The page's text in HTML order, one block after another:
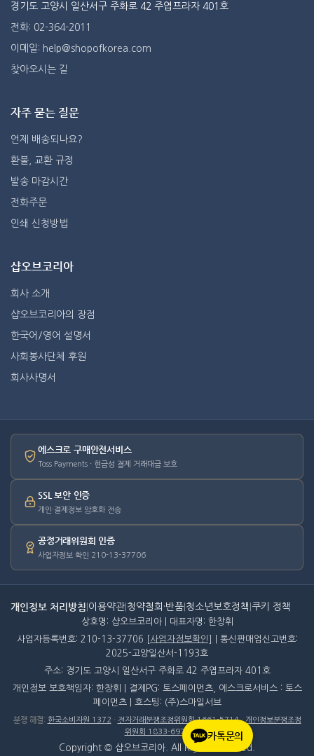
카톡문의
경기도 고양시 일산서구 주화로 42 주엽프라자 401호
전화: 02-364-2011
이메일: help@shopofkorea.com
찾아오시는 길
자주 묻는 질문
언제 배송되나요?
환불, 교환 규정
발송 마감시간
전화주문
인쇄 신청방법
샵오브코리아
회사 소개
샵오브코리아의 장점
한국어/영어 설명서
사회봉사단체 후원
회사사명서
에스크로 구매안전서비스
Toss Payments · 현금성 결제 거래대금 보호
SSL 보안 인증
개인·결제정보 암호화 전송
공정거래위원회 인증
사업자정보 확인 210-13-37706
개인정보 처리방침 이용약관 청약철회·반품 청소년보호정책 쿠키 정책
상호명: 샵오브코리아 | 대표자명: 한창휘
사업자등록번호: 210-13-37706
[사업자정보확인]
| 통신판매업신고번호:
2025-고양일산서-1193호
주소: 경기도 고양시 일산서구 주화로 42 주엽프라자 401호
개인정보 보호책임자: 한창휘 | 결제PG: 토스페이먼츠, 에스크로서비스 : 토스
페이먼츠 | 호스팅: (주)스마일서브
분쟁 해결: 한국소비자원 1372 · 전자거래분쟁조정위원회 1661-5714·개인정보분쟁조정
위원회 1833-6972
Copyright © 샵오브코리아. All Rights Reserved.